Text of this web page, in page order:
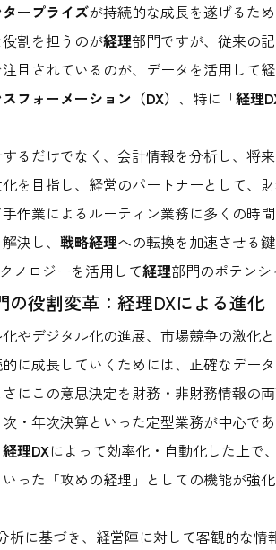
ープライズが持続的な成長を遂げるた
割を担うのが経理部門ですが、従来の
目されているのが、データを活用して
フォーメーション（DX） 、特に「経理
るだけでなく、会計情報を分析し、将
を目指し、経営のパートナーとして、
作業によるルーティン業務に多くの時
決し、 戦略経理への転換を加速させる鍵
ノロジーを活用して経理部門のポテンシ
役割変革：経理DXによる進化
やデジタル化の進展、市場競争の激化
に成長していくためには、正確なデー
にこの意思決定を財務・非財務情報の
・年次決算といった定型業務が中心で
経理DXによって効率化・自動化した上で
った「攻めの経理」としての機能が強
析に基づき、経営陣に対して客観的な